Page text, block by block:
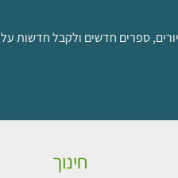
ספרים חדשים ולקבל חדשות
חינוך